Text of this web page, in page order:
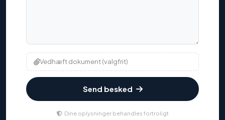
Vedhæft dokument (valgfrit)
Send besked
Dine oplysninger behandles fortroligt